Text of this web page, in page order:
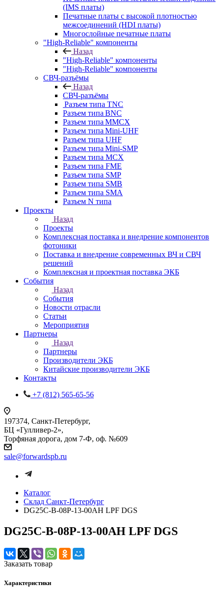
(IMS платы)
Печатные платы с высокой плотностью
межсоединений (HDI платы)
Многослойные печатные платы
"High-Reliable" компоненты
Назад
"High-Reliable" компоненты
"High-Reliable" компоненты
СВЧ-разъёмы
Назад
СВЧ-разъёмы
Разъем типа TNC
Разъем типа BNC
Разъем типа MMCX
Разъем типа Mini-UHF
Разъем типа UHF
Разъем типа Mini-SMP
Разъем типа MCX
Разъем типа FME
Разъем типа SMP
Разъем типа SMB
Разъем типа SMA
Разъем N типа
Проекты
Назад
Проекты
Комплексная поставка и внедрение компонентов
фотоники
Поставка и внедрение современных ВЧ и СВЧ
решений
Комплексная и проектная поставка ЭКБ
События
Назад
События
Новости отрасли
Статьи
Мероприятия
Партнеры
Назад
Партнеры
Производители ЭКБ
Китайские производители ЭКБ
Контакты
+7 (812) 565-65-56
197374, Санкт-Петербург,
БЦ «Гулливер-2»,
Торфяная дорога, дом 7-Ф, оф. №609
sale@forwardspb.ru
Каталог
Cклад Санкт-Петербург
DG25C-B-08P-13-00AH LPF DGS
DG25C-B-08P-13-00AH LPF DGS
Заказать товар
Характеристики